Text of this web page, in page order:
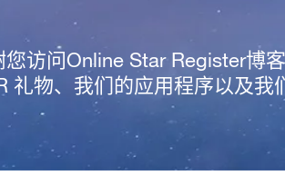
您访问Online Star Register博
礼物、我们的应用程序以及我